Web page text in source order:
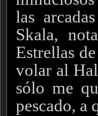
las
Skala,
Estrellas
volar al
sólo me
pescado, a